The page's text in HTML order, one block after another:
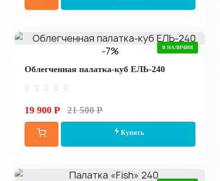
-7% В НАЛИЧИИ
Облегченная палатка-куб ЕЛЬ-240
19 900 Р 21 500 Р
Купить